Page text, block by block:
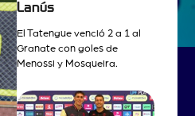
Lanús
El Tatengue venció 2 a 1 al
Granate con goles de
Menossi y Mosqueira.